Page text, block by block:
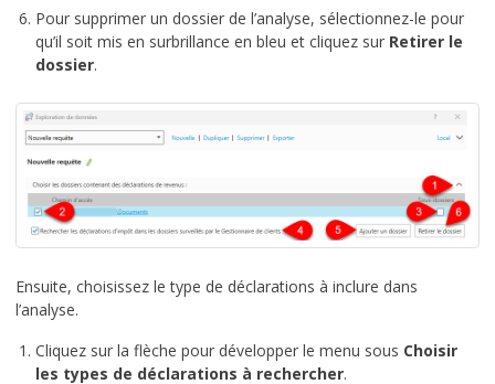
Pour supprimer un dossier de l’analyse, sélectionnez-le pour
qu’il soit mis en surbrillance en bleu et cliquez sur Retirer le
dossier.
Ensuite, choisissez le type de déclarations à inclure dans
l’analyse.
Cliquez sur la flèche pour développer le menu sous Choisir
les types de déclarations à rechercher.